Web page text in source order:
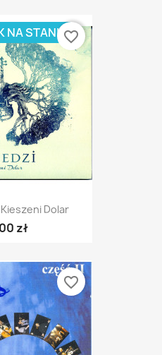
Dolar
zł
NA STANIEfavorite_border
favorite_border